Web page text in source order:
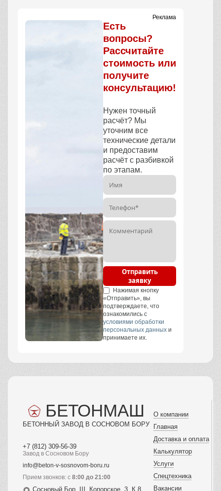
Реклама
Есть
вопросы?
Рассчитайте
стоимость или
получите
консультацию!
Нужен точный
расчёт? Мы
уточним все
технические детали
и предоставим
расчёт с разбивкой
по этапам.
Отправить
заявку
Нажимая кнопку
«Отправить», вы
подтверждаете, что
ознакомились с
условиями обработки
персональных данных и
принимаете их.
БЕТОНМАШ
БЕТОННЫЙ ЗАВОД В СОСНОВОМ БОРУ
+7 (812) 309-56-39
Завод в Сосновом Бору
info@beton-v-sosnovom-boru.ru
Прием звонков: с 8:00 до 21:00
Сосновый Бор, Ш. Копорское, 3, К.8
О компании
Главная
Доставка и оплата
Калькулятор
Услуги
Спецтехника
Вакансии